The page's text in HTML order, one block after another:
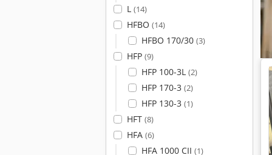
L (14)
HFBO (14)
HFBO 170/30 (3)
HFP (9)
HFP 100-3L (2)
HFP 170-3 (2)
HFP 130-3 (1)
HFT (8)
HFA (6)
HFA 1000 CII (1)